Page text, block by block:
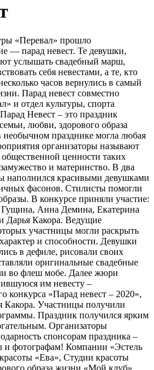
«Перевал» прошло
— парад невест. Те девушки,
услышать свадебный марш,
себя невестами, а те, кто
часов вернулись в самый
Парад невест совместно
и отдел культуры, спорта
Невест – это праздник
любви, здорового образа
празднике могла любая
организаторы называют
ценности таких
и материнство. В два
наполнился красивыми девушками
фасонов. Стилисты помогли
В конкурсе приняли участие:
Анна Демина, Екатерина
Дарья Какора. Ведущие
участницы могли раскрыть
и способности. Девушки
в дефиле, рисовали своих
оригинальные свадебные
во флеш мобе. Далее жюри
им невесту –
конкурса «Парад невест – 2020»,
Какора. Участницы получили
Праздник получился ярким
Организаторы
спонсорам праздника –
и фотографам! Компании «Эстель
«Ева», Студии красоты
образа жизни «Мой клуб»,